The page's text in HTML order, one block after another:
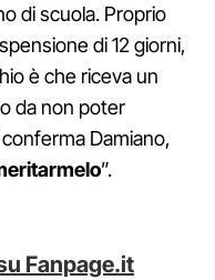
di scuola. Proprio
di 12 giorni,
è che riceva un
da non poter
Damiano,
”.
Fanpage.it